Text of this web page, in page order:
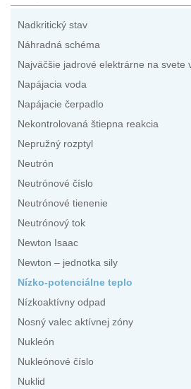
Nadkritický stav
Náhradná schéma
Najväčšie jadrové elektrárne na svete
Napájacia voda
Napájacie čerpadlo
Nekontrolovaná štiepna reakcia
Nepružný rozptyl
Neutrón
Neutrónové číslo
Neutrónové tienenie
Neutrónový tok
Newton Isaac
Newton – jednotka sily
Nízko-potenciálne teplo
Nízkoaktívny odpad
Nosný valec aktívnej zóny
Nukleón
Nukleónové číslo
Nuklid